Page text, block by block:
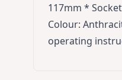
117mm *
Colour:
operating